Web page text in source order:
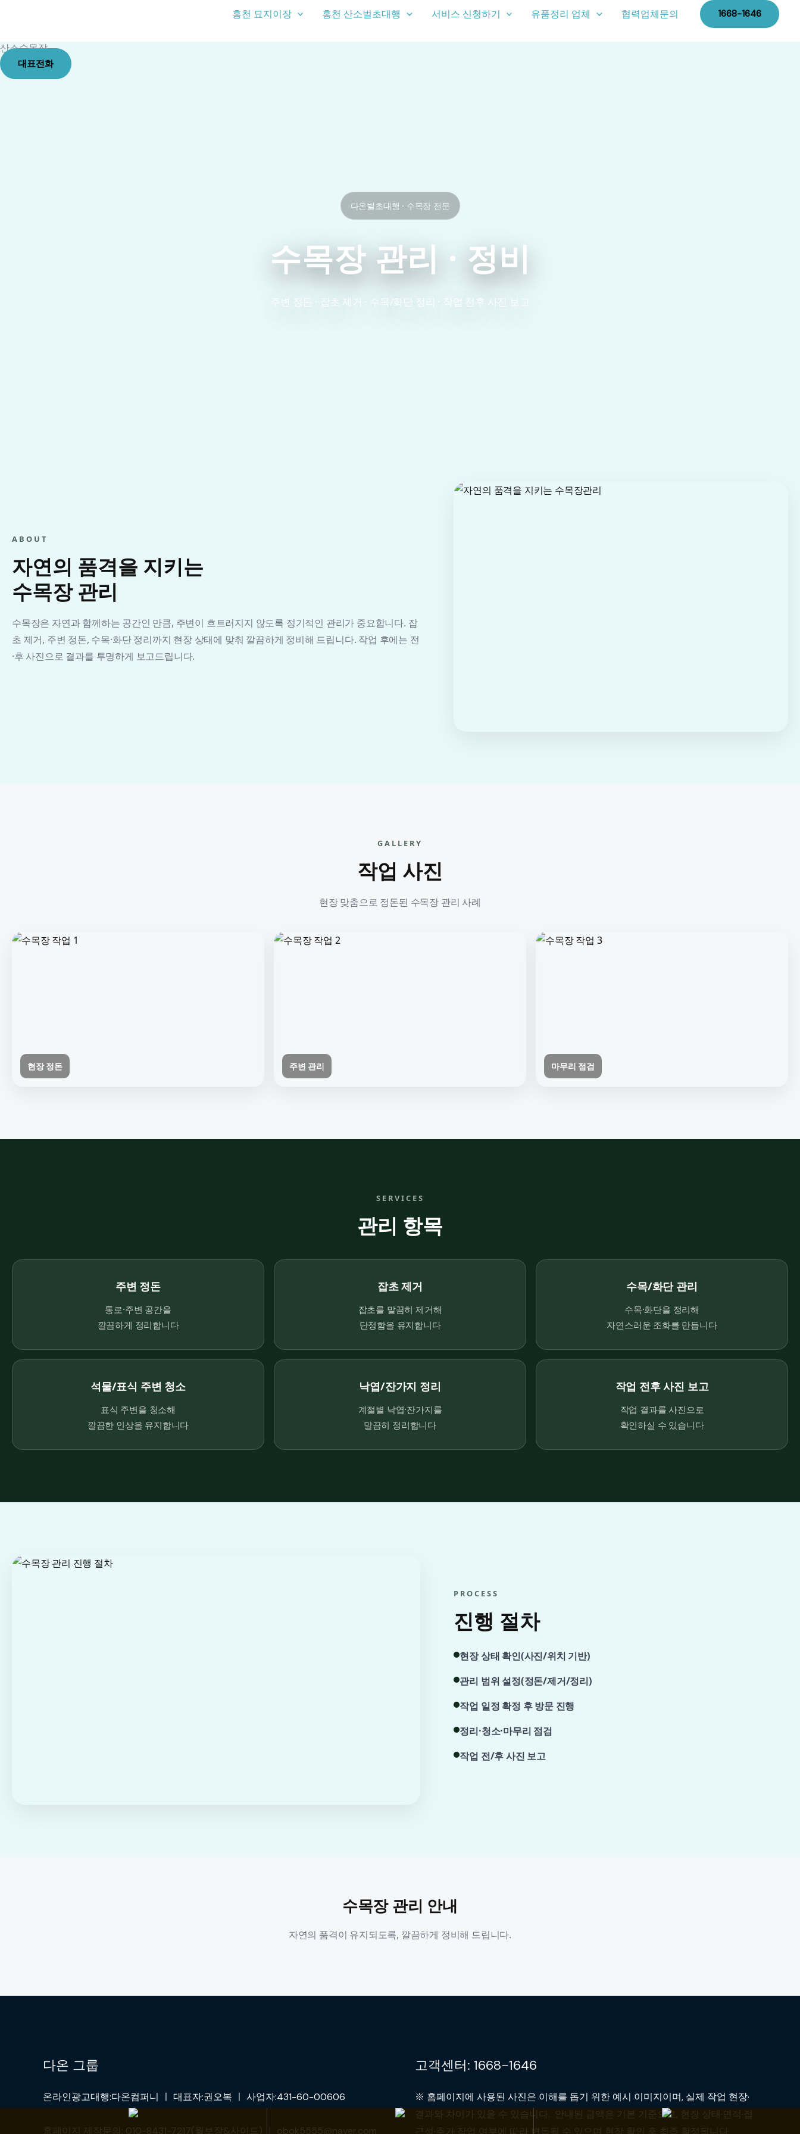
츠
로
건
홍천 묘지이장 홍천 산소벌초대행 서비스 신청하기 유품정리 업체 협력업체문의 1668-1646
산소수목장
대표전화
다온벌초대행 · 수목장 전문
수목장 관리 · 정비
주변 정돈 · 잡초 제거 · 수목/화단 정리 · 작업 전후 사진 보고
ABOUT
자연의 품격을 지키는
수목장 관리
수목장은 자연과 함께하는 공간인 만큼, 주변이 흐트러지지 않도록 정기적인 관리가 중요합니다. 잡
초 제거, 주변 정돈, 수목·화단 정리까지 현장 상태에 맞춰 깔끔하게 정비해 드립니다. 작업 후에는 전
·후 사진으로 결과를 투명하게 보고드립니다.
GALLERY
작업 사진
현장 맞춤으로 정돈된 수목장 관리 사례
현장 정돈 주변 관리 마무리 점검
SERVICES
관리 항목
주변 정돈
통로·주변 공간을
깔끔하게 정리합니다
잡초 제거
잡초를 말끔히 제거해
단정함을 유지합니다
수목/화단 관리
수목·화단을 정리해
자연스러운 조화를 만듭니다
석물/표식 주변 청소
표식 주변을 청소해
깔끔한 인상을 유지합니다
낙엽/잔가지 정리
계절별 낙엽·잔가지를
말끔히 정리합니다
작업 전후 사진 보고
작업 결과를 사진으로
확인하실 수 있습니다
PROCESS
진행 절차
현장 상태 확인(사진/위치 기반)
관리 범위 설정(정돈/제거/정리)
작업 일정 확정 후 방문 진행
정리·청소·마무리 점검
작업 전/후 사진 보고
수목장 관리 안내
자연의 품격이 유지되도록, 깔끔하게 정비해 드립니다.
다온 그룹
온라인광고대행:다온컴퍼니 ㅣ 대표자:권오복 ㅣ 사업자:431-60-00606
홈페이지 제작문의: 010-8431-7217(월보장&사이드) ㅣ obok5555@naver.com
고객센터: 1668-1646
※ 홈페이지에 사용된 사진은 이해를 돕기 위한 예시 이미지이며, 실제 작업 현장·
결과와 차이가 있을 수 있습니다. 안내된 금액은 기본 기준으로, 현장 상태·면적·접
근성·추가 작업 여부에 따라 변동될 수 있으며 현장 확인 후 최종 확정됩니다.